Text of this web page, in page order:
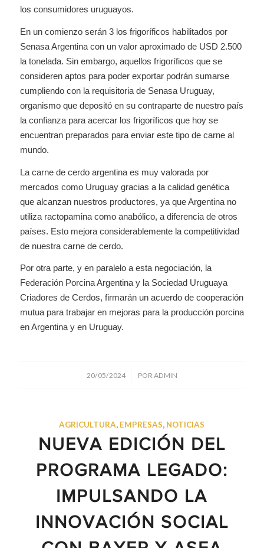
los consumidores uruguayos.
En un comienzo serán 3 los frigoríficos habilitados por
Senasa Argentina con un valor aproximado de USD 2.500
la tonelada. Sin embargo, aquellos frigoríficos que se
consideren aptos para poder exportar podrán sumarse
cumpliendo con la requisitoria de Senasa Uruguay,
organismo que depositó en su contraparte de nuestro país
la confianza para acercar los frigoríficos que hoy se
encuentran preparados para enviar este tipo de carne al
mundo.
La carne de cerdo argentina es muy valorada por
mercados como Uruguay gracias a la calidad genética
que alcanzan nuestros productores, ya que Argentina no
utiliza ractopamina como anabólico, a diferencia de otros
países. Esto mejora considerablemente la competitividad
de nuestra carne de cerdo.
Por otra parte, y en paralelo a esta negociación, la
Federación Porcina Argentina y la Sociedad Uruguaya
Criadores de Cerdos, firmarán un acuerdo de cooperación
mutua para trabajar en mejoras para la producción porcina
en Argentina y en Uruguay.
20/05/2024
/ PORADMIN
AGRICULTURA, EMPRESAS, NOTICIAS
NUEVA EDICIÓN DEL
PROGRAMA LEGADO:
IMPULSANDO LA
INNOVACIÓN SOCIAL